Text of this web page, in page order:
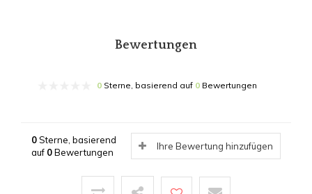
Bewertungen
0 Sterne, basierend auf 0 Bewertungen
0Sterne, basierend
auf 0Bewertungen
Ihre Bewertung hinzufügen